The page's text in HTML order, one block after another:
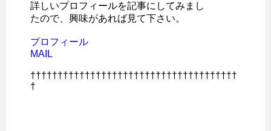
詳しいプロフィールを記事にしてみまし
たので、興味があれば見て下さい。
プロフィール
MAIL
††††††††††††††††††††††††††††††††††††††
†